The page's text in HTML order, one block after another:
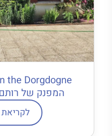
המפנק של רותם